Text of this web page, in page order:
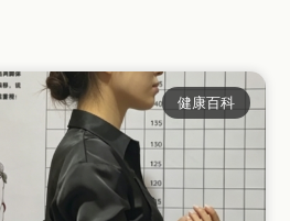
健康百科